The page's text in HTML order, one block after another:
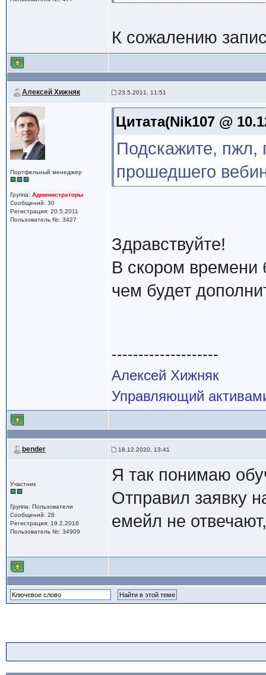
К сожалению
Алексей Хижняк 23.5.2011, 11:51
Портфельный менеджер
Группа: Администраторы
Сообщений: 30
Регистрация: 20.5.2011
Пользователь №: 3427
Цитата(Nik107 @
Подскажите, пжл,
прошедшего
Здравствуйте!
В скором времени
чем будет
--------------------
Алексей Хижняк
Управляющий
bender 18.12.2020, 13:41
Участник
Группа: Пользователи
Сообщений: 28
Регистрация: 19.2.2016
Пользователь №: 34909
Я так понимаю
Отправил заявку
емейл не